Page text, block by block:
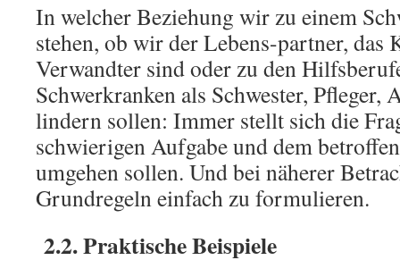
In welcher Beziehung wir zu einem
stehen, ob wir der Lebens-partner, das
Verwandter sind oder zu den
Schwerkranken als Schwester, Pfleger,
lindern sollen: Immer stellt sich die
schwierigen Aufgabe und dem
umgehen sollen. Und bei näherer
Grundregeln einfach zu formulieren.
2.2. Praktische Beispiele